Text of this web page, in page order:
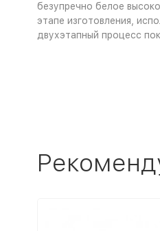
безупречно белое
этапе изготовления,
двухэтапный процесс